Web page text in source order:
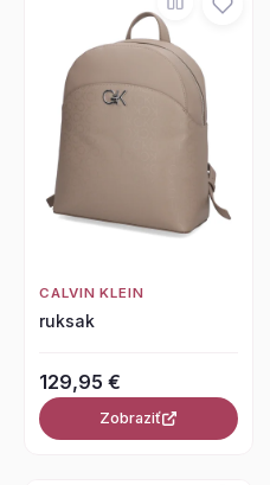
CALVIN KLEIN
ruksak
129,95 €
Zobraziť